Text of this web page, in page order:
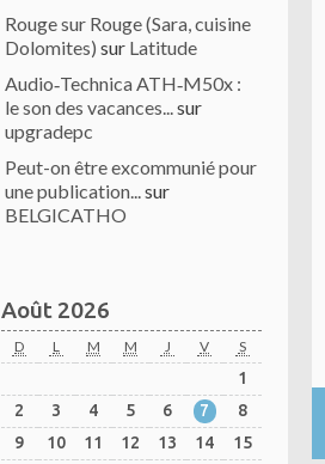
Rouge sur Rouge (Sara, cuisine
Dolomites) sur Latitude
Audio‑Technica ATH‑M50x :
le son des vacances...sur
upgradepc
Peut-on être excommunié pour
une publication...sur
BELGICATHO
Août 2026
D L M M J V S
1
2
3 4 5 6 7
8
9
10 11 12 13 14
15